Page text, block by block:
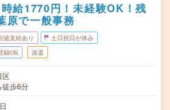
時給1770円！未経験OK！残
原で一般事務
途支給あり 土日祝日が休み
録OK 派遣
区
徒歩6分